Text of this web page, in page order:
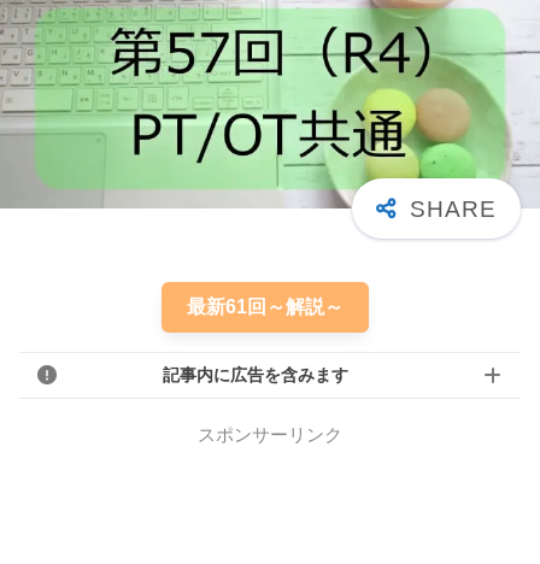
最新61回～解説～
記事内に広告を含みます
スポンサーリンク